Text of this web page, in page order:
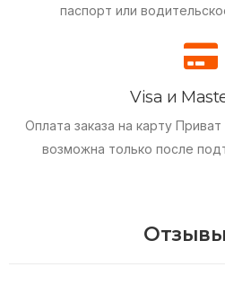
паспорт или
Visa и
Оплата заказа на карту Приват
возможна только после